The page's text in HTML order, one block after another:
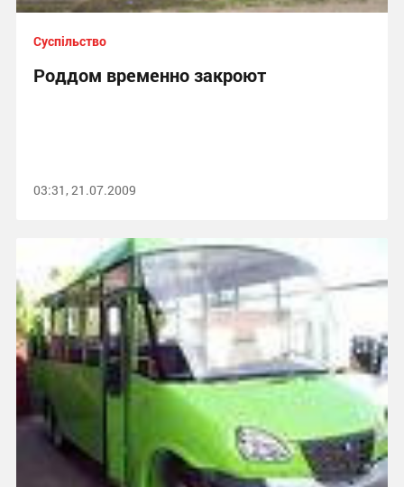
Суспільство
Роддом временно закроют
03:31, 21.07.2009